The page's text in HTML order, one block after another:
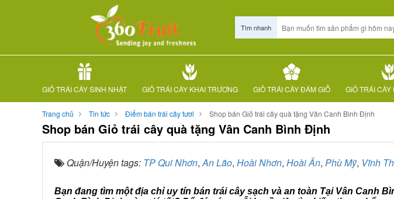
Tìm nhanh
GIỎ TRÁI CÂY SINH NHẬT GIỎ TRÁI CÂY KHAI TRƯƠNG GIỎ TRÁI CÂY ĐÁM GIỖ GIỎ TRÁI
Trang chủ Tin tức Điểm bán trái cây tươi Shop bán Giỏ trái cây quà tặng Vân Canh Bình Định
Shop bán Giỏ trái cây quà tặng Vân Canh Bình Định
Quận/Huyện tags: TP Qui Nhơn,An Lão, Hoài Nhơn, Hoài Ân, Phù Mỹ, Vĩnh
Bạn đang tìm một địa chỉ uy tín bán trái cây sạch và an toàn Tại Vân Canh